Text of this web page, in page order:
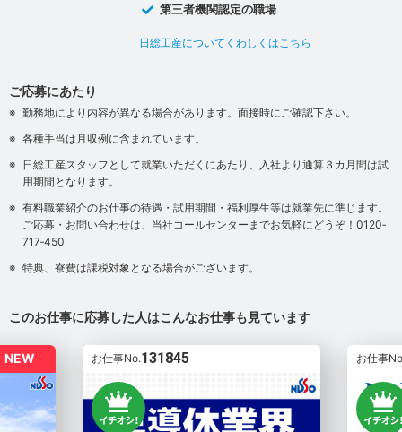
第三者機関認定の職場
日総工産についてくわしくはこちら
ご応募にあたり
勤務地により内容が異なる場合があります。面接時にご確認下さい。
各種手当は月収例に含まれています。
日総工産スタッフとして就業いただくにあたり、入社より通算３カ月間は試
用期間となります。
有料職業紹介のお仕事の待遇・試用期間・福利厚生等は就業先に準じます。
ご応募・お問い合わせは、当社コールセンターまでお気軽にどうぞ！0120‐
717‐450
特典、寮費は課税対象となる場合がございます。
このお仕事に応募した人はこんなお仕事も見ています
NEW お仕事No.131845 お仕事